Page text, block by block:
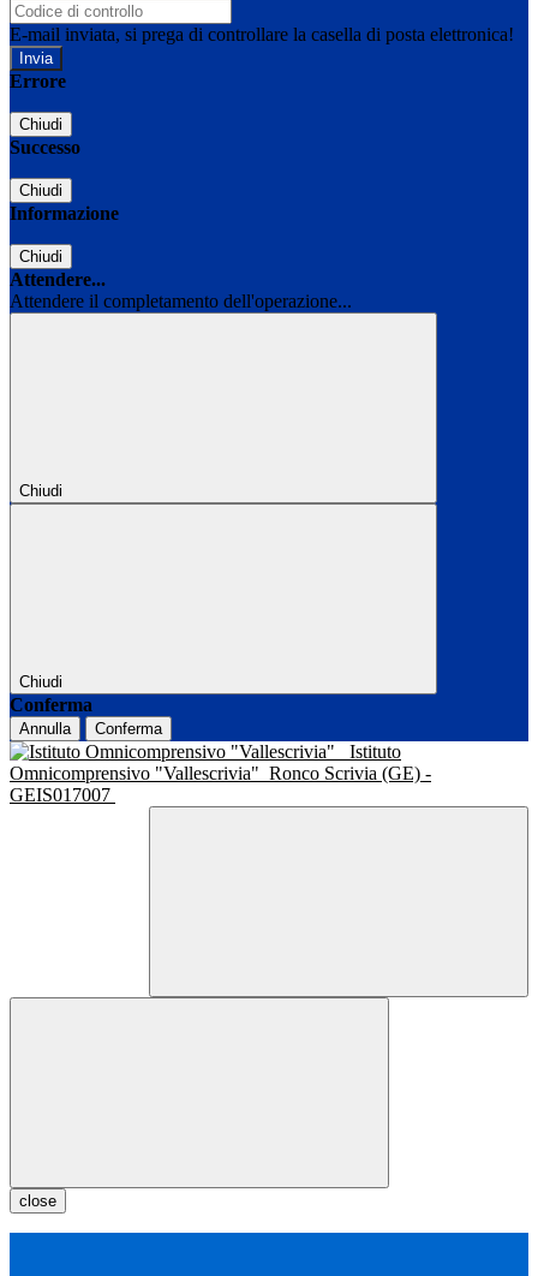
E-mail inviata, si prega di controllare la casella di posta elettronica!
Errore
Chiudi
Successo
Chiudi
Informazione
Chiudi
Attendere...
Attendere il completamento dell'operazione...
Chiudi
Chiudi
Conferma
Annulla Conferma
Istituto
Omnicomprensivo "Vallescrivia" Ronco Scrivia (GE) -
GEIS017007
close